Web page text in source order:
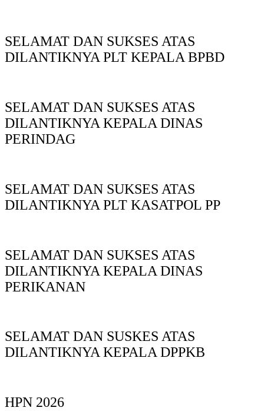
SELAMAT DAN SUKSES ATAS
DILANTIKNYA PLT KEPALA BPBD
SELAMAT DAN SUKSES ATAS
DILANTIKNYA KEPALA DINAS
PERINDAG
SELAMAT DAN SUKSES ATAS
DILANTIKNYA PLT KASATPOL PP
SELAMAT DAN SUKSES ATAS
DILANTIKNYA KEPALA DINAS
PERIKANAN
SELAMAT DAN SUSKES ATAS
DILANTIKNYA KEPALA DPPKB
HPN 2026